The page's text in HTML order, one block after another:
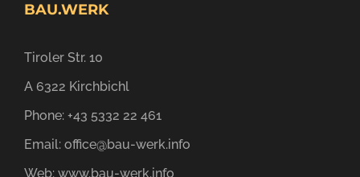
BAU.WERK
Tiroler Str. 10
A 6322 Kirchbichl
Phone: +43 5332 22 461
Email: office@bau-werk.info
Web: www.bau-werk.info